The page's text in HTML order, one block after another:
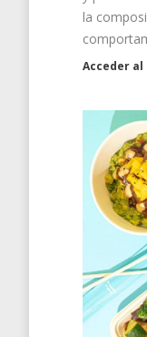
la
Acceder